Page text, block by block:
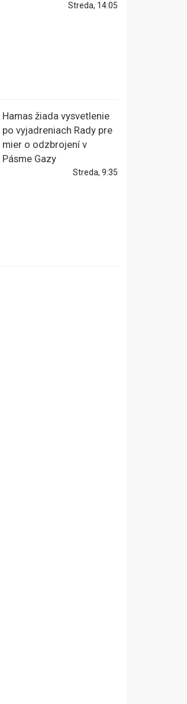
Streda, 14:05
Hamas žiada vysvetlenie
po vyjadreniach Rady pre
mier o odzbrojení v
Pásme Gazy
Streda, 9:35